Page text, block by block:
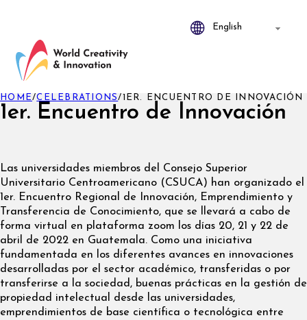
1er. Encuentro de Innovación
HOME/CELEBRATIONS/1ER. ENCUENTRO DE INNOVACIÓN
Las universidades miembros del Consejo Superior
Universitario Centroamericano (CSUCA) han organizado el
1er. Encuentro Regional de Innovación, Emprendimiento y
Transferencia de Conocimiento, que se llevará a cabo de
forma virtual en plataforma zoom los días 20, 21 y 22 de
abril de 2022 en Guatemala. Como una iniciativa
fundamentada en los diferentes avances en innovaciones
desarrolladas por el sector académico, transferidas o por
transferirse a la sociedad, buenas prácticas en la gestión de
propiedad intelectual desde las universidades,
emprendimientos de base científica o tecnológica entre